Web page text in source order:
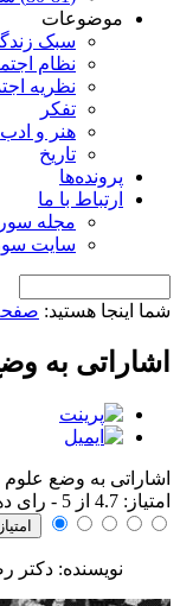
موضوعات
سبک
نظام
نظریه
تفکر
هنر و ادب
تاریخ
پرونده‌ها
ارتباط با ما
مجله
سایت
شما اینجا هستید:
اشاراتی به
اشاراتی به وضع علوم
امتياز: 4.7 از 5 - رای دهندگان:
نویسنده: دکتر